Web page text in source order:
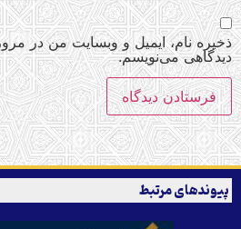
ذخیره نام، ایمیل و وبسایت من در
دیدگاهی می‌نویسم.
پیوندهای مرتبط